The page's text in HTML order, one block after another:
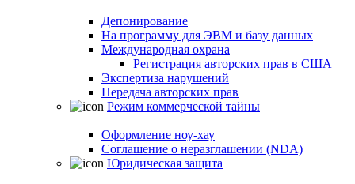
Депонирование
На программу для ЭВМ и базу данных
Международная охрана
Регистрация авторских прав в США
Экспертиза нарушений
Передача авторских прав
Режим коммерческой тайны
Оформление ноу-хау
Соглашение о неразглашении (NDA)
Юридическая защита